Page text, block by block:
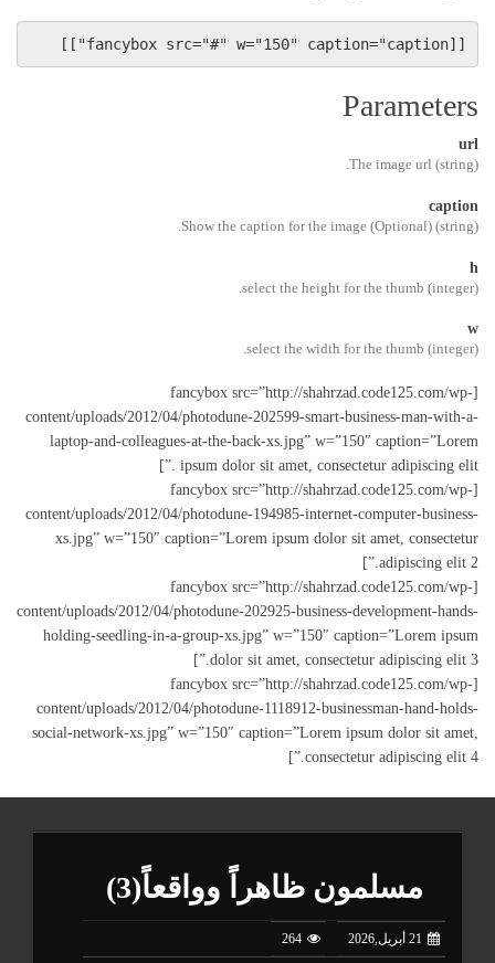
[[fancybox src="#" w="150" caption="caption"]]
Parameters
url
(string) The image url.
caption
(string) (Optional) Show the caption for the image.
h
(integer) select the height for the thumb.
w
(integer) select the width for the thumb.
[fancybox src=”http://shahrzad.code125.com/wp-
content/uploads/2012/04/photodune-202599-smart-business-man-with-a-
laptop-and-colleagues-at-the-back-xs.jpg” w=”150″ caption=”Lorem
ipsum dolor sit amet, consectetur adipiscing elit .”]
[fancybox src=”http://shahrzad.code125.com/wp-
content/uploads/2012/04/photodune-194985-internet-computer-business-
xs.jpg” w=”150″ caption=”Lorem ipsum dolor sit amet, consectetur
adipiscing elit 2.”]
[fancybox src=”http://shahrzad.code125.com/wp-
content/uploads/2012/04/photodune-202925-business-development-hands-
holding-seedling-in-a-group-xs.jpg” w=”150″ caption=”Lorem ipsum
dolor sit amet, consectetur adipiscing elit 3.”]
[fancybox src=”http://shahrzad.code125.com/wp-
content/uploads/2012/04/photodune-1118912-businessman-hand-holds-
social-network-xs.jpg” w=”150″ caption=”Lorem ipsum dolor sit amet,
consectetur adipiscing elit 4.”]
مسلمون ظاهراً وواقعاً(3)
21 أبريل,2026 264